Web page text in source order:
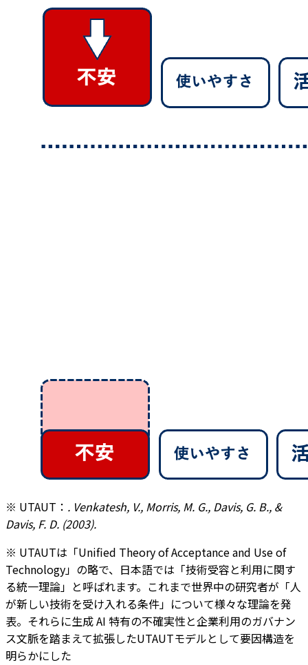
※ UTAUT： . Venkatesh, V., Morris, M. G., Davis, G. B., &
Davis, F. D. (2003).
※ UTAUTは「Unified Theory of Acceptance and Use of
Technology」の略で、日本語では「技術受容と利用に関す
る統一理論」と呼ばれます。これまで世界中の研究者が「人
が新しい技術を受け入れる条件」について様々な理論を発
表。それらに生成 AI 特有の不確実性と企業利用のガバナン
ス文脈を踏まえて拡張したUTAUTモデルとして要因構造を
明らかにした